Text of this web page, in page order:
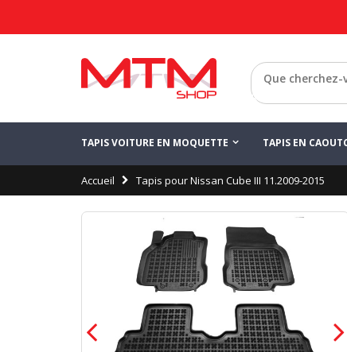
Retour
TAPIS VOITURE EN MOQUETTE TAPIS EN
Accueil Tapis pour Nissan Cube III 11.2009-2015